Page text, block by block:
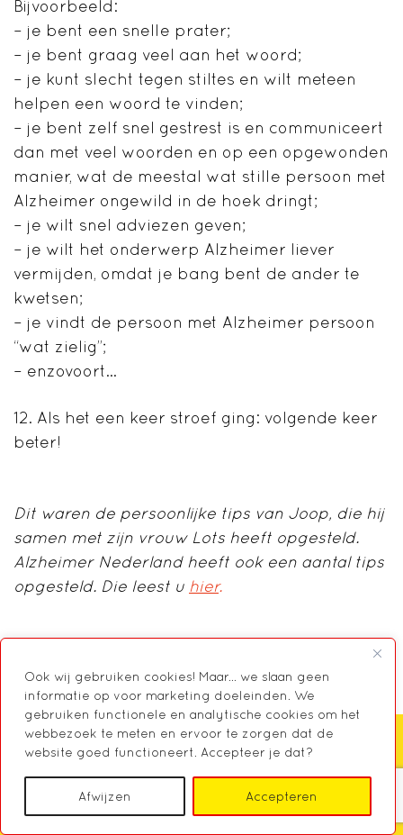
Ook wij gebruiken cookies! Maar... we slaan geen
informatie op voor marketing doeleinden. We
gebruiken functionele en analytische cookies om het
webbezoek te meten en ervoor te zorgen dat de
website goed functioneert. Accepteer je dat?
Afwijzen Accepteren
Bijvoorbeeld:
– je bent een snelle prater;
– je bent graag veel aan het woord;
– je kunt slecht tegen stiltes en wilt meteen
helpen een woord te vinden;
– je bent zelf snel gestrest is en communiceert
dan met veel woorden en op een opgewonden
manier, wat de meestal wat stille persoon met
Alzheimer ongewild in de hoek dringt;
– je wilt snel adviezen geven;
– je wilt het onderwerp Alzheimer liever
vermijden, omdat je bang bent de ander te
kwetsen;
– je vindt de persoon met Alzheimer persoon
“wat zielig”;
– enzovoort…
12. Als het een keer stroef ging: volgende keer
beter!
Dit waren de persoonlijke tips van Joop, die hij
samen met zijn vrouw Lots heeft opgesteld.
Alzheimer Nederland heeft ook een aantal tips
opgesteld. Die leest u hier.
Zoeken